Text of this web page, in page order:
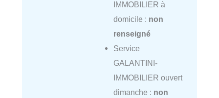
IMMOBILIER à
domicile : non
renseigné
Service
GALANTINI-
IMMOBILIER ouvert
dimanche : non